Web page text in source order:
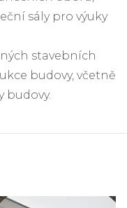
sály pro výuky
stavebních
budovy, včetně
budovy.